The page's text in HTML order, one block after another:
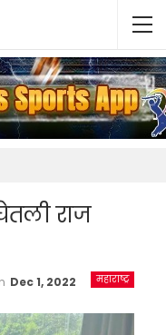
राज
महाराष्ट्र
Dec 1, 2022